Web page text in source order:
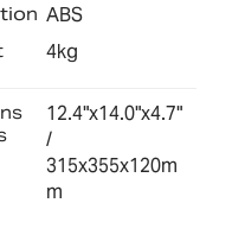
ABS
4kg
12.4"x14.0"x4.7"
/
315x355x120m
m